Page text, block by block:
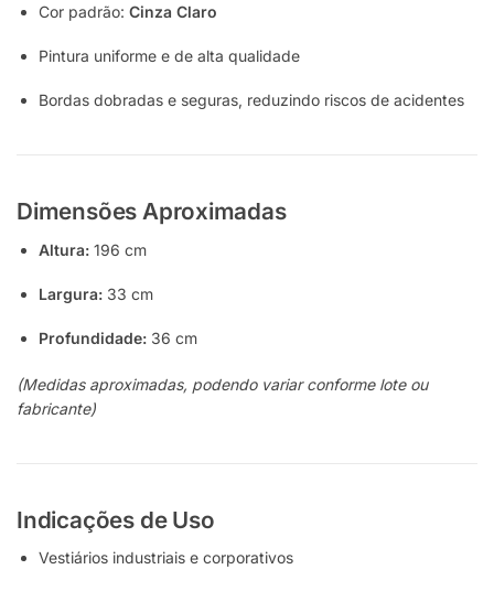
Cor padrão: Cinza Claro
Pintura uniforme e de alta qualidade
Bordas dobradas e seguras, reduzindo riscos de acidentes
Dimensões Aproximadas
Altura: 196 cm
Largura: 33 cm
Profundidade: 36 cm
(Medidas aproximadas, podendo variar conforme lote ou
fabricante)
Indicações de Uso
Vestiários industriais e corporativos